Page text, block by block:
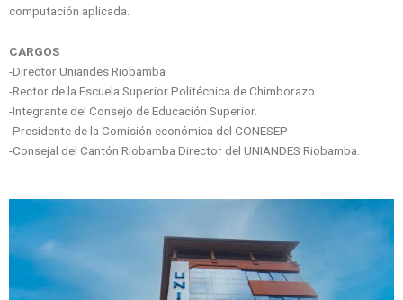
computación aplicada.
CARGOS
-Director Uniandes Riobamba
-Rector de la Escuela Superior Politécnica de Chimborazo
-Integrante del Consejo de Educación Superior.
-Presidente de la Comisión económica del CONESEP
-Consejal del Cantón Riobamba Director del UNIANDES Riobamba.